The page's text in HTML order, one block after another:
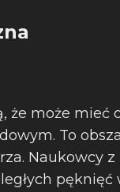
że może mieć
To
Naukowcy